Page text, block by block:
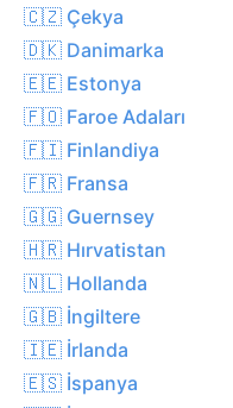
🇨🇿 Çekya
🇩🇰 Danimarka
🇪🇪 Estonya
🇫🇴 Faroe Adaları
🇫🇮 Finlandiya
🇫🇷 Fransa
🇬🇬 Guernsey
🇭🇷 Hırvatistan
🇳🇱 Hollanda
🇬🇧 İngiltere
🇮🇪 İrlanda
🇪🇸 İspanya